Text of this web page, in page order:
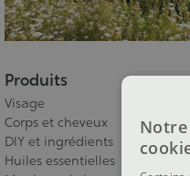
Produits
Visage
Corps et cheveux
DIY et ingrédients
Huiles essentielles